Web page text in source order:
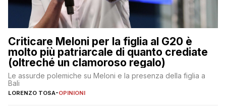
Criticare Meloni per la figlia al G20 è
molto più patriarcale di quanto crediate
(oltreché un clamoroso regalo)
Le assurde polemiche su Meloni e la presenza della figlia a
Bali
LORENZO TOSA-OPINIONI